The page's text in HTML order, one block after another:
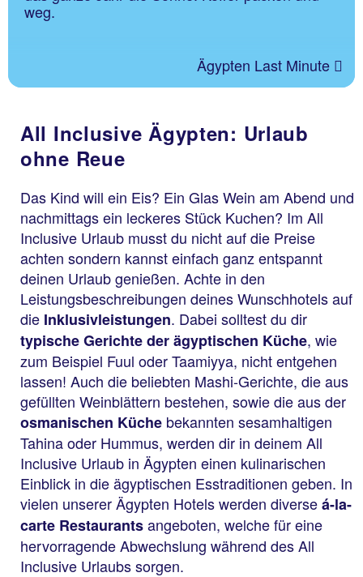
weg.
Ägypten Last Minute
All Inclusive Ägypten: Urlaub
ohne Reue
Das Kind will ein Eis? Ein Glas Wein am Abend und
nachmittags ein leckeres Stück Kuchen? Im All
Inclusive Urlaub musst du nicht auf die Preise
achten sondern kannst einfach ganz entspannt
deinen Urlaub genießen. Achte in den
Leistungsbeschreibungen deines Wunschhotels auf
die Inklusivleistungen. Dabei solltest du dir
typische Gerichte der ägyptischen Küche, wie
zum Beispiel Fuul oder Taamiyya, nicht entgehen
lassen! Auch die beliebten Mashi-Gerichte, die aus
gefüllten Weinblättern bestehen, sowie die aus der
osmanischen Küche bekannten sesamhaltigen
Tahina oder Hummus, werden dir in deinem All
Inclusive Urlaub in Ägypten einen kulinarischen
Einblick in die ägyptischen Esstraditionen geben. In
vielen unserer Ägypten Hotels werden diverseá-la-
carte Restaurantsangeboten, welche für eine
hervorragende Abwechslung während des All
Inclusive Urlaubs sorgen.